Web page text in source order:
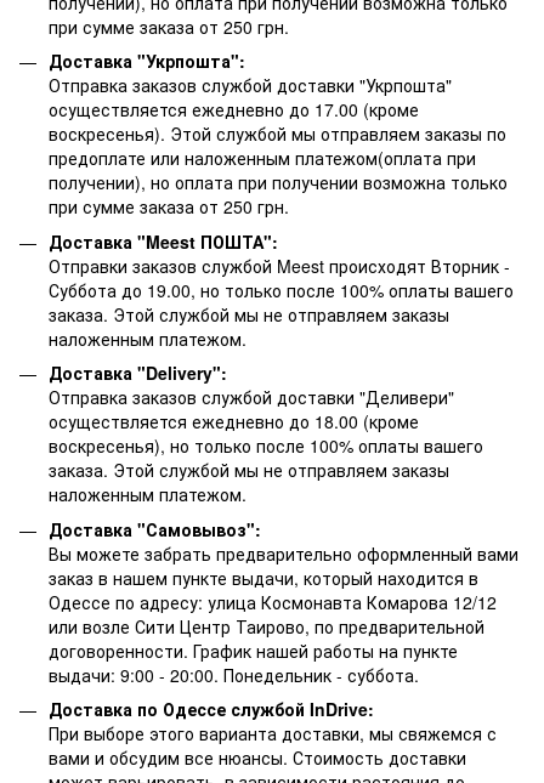
при сумме заказа от 250 грн.
Доставка "Укрпошта":
Отправка заказов службой доставки "Укрпошта"
осуществляется ежедневно до 17.00 (кроме
воскресенья). Этой службой мы отправляем заказы по
предоплате или наложенным платежом(оплата при
получении), но оплата при получении возможна только
при сумме заказа от 250 грн.
Доставка "Meest ПОШТА":
Отправки заказов службой Meest происходят Вторник -
Суббота до 19.00, но только после 100% оплаты вашего
заказа. Этой службой мы не отправляем заказы
наложенным платежом.
Доставка "Delivery":
Отправка заказов службой доставки "Деливери"
осуществляется ежедневно до 18.00 (кроме
воскресенья), но только после 100% оплаты вашего
заказа. Этой службой мы не отправляем заказы
наложенным платежом.
Доставка "Самовывоз":
Вы можете забрать предварительно оформленный вами
заказ в нашем пункте выдачи, который находится в
Одессе по адресу: улица Космонавта Комарова 12/12
или возле Сити Центр Таирово, по предварительной
договоренности. График нашей работы на пункте
выдачи: 9:00 - 20:00. Понедельник - суббота.
Доставка по Одессе службой InDrive:
При выборе этого варианта доставки, мы свяжемся с
вами и обсудим все нюансы. Стоимость доставки